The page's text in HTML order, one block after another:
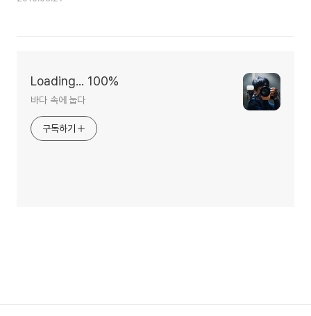
Loading... 100%
바다 속에 눕다
구독하기